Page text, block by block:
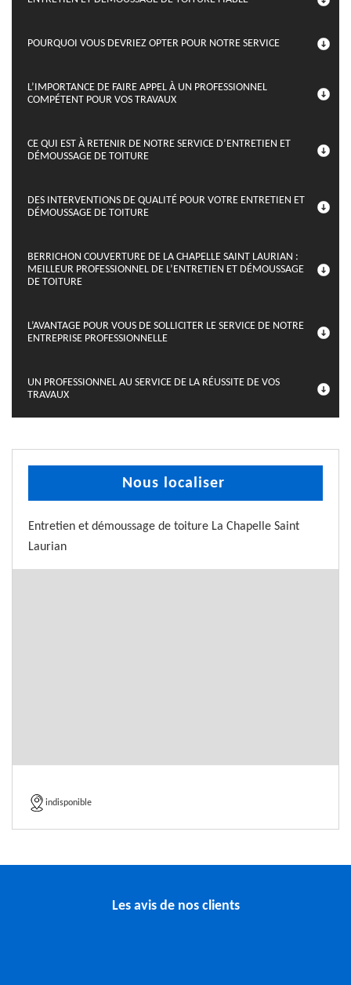
POURQUOI VOUS DEVRIEZ OPTER POUR NOTRE SERVICE
L’IMPORTANCE DE FAIRE APPEL À UN PROFESSIONNEL
COMPÉTENT POUR VOS TRAVAUX
CE QUI EST À RETENIR DE NOTRE SERVICE D’ENTRETIEN ET
DÉMOUSSAGE DE TOITURE
DES INTERVENTIONS DE QUALITÉ POUR VOTRE ENTRETIEN ET
DÉMOUSSAGE DE TOITURE
BERRICHON COUVERTURE DE LA CHAPELLE SAINT LAURIAN :
MEILLEUR PROFESSIONNEL DE L’ENTRETIEN ET DÉMOUSSAGE
DE TOITURE
L’AVANTAGE POUR VOUS DE SOLLICITER LE SERVICE DE NOTRE
ENTREPRISE PROFESSIONNELLE
UN PROFESSIONNEL AU SERVICE DE LA RÉUSSITE DE VOS
TRAVAUX
Nous localiser
Entretien et démoussage de toiture La Chapelle Saint
Laurian
indisponible
Les avis de nos clients